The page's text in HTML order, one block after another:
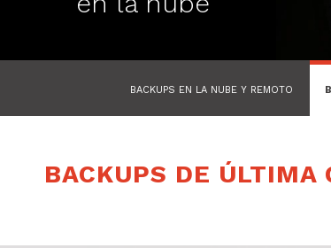
BACKUPS EN LA NUBE Y REMOTO
BACKUPS DE ÚLTIMA